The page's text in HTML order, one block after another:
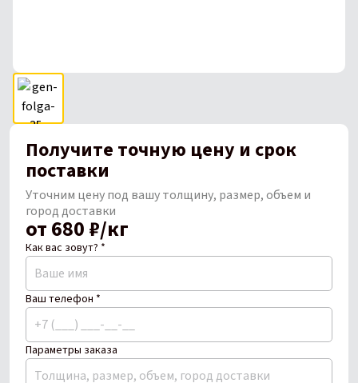
Получите точную цену и срок
поставки
Уточним цену под вашу толщину, размер, объем и
город доставки
от 680 ₽/кг
Как вас зовут? *
Ваш телефон *
Параметры заказа